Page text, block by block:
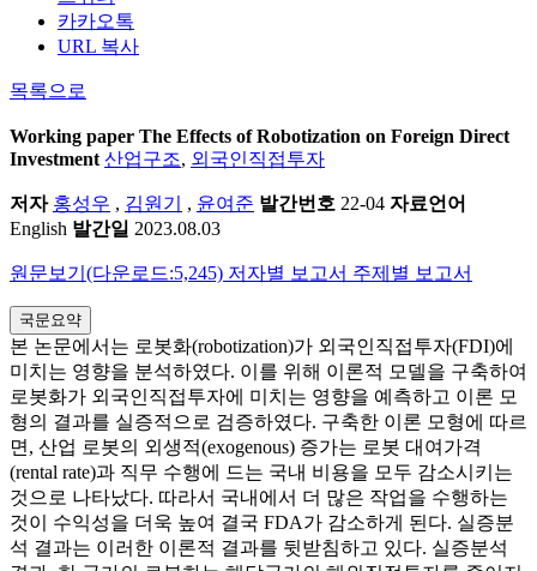
카카오톡
URL 복사
목록으로
Working paper The Effects of Robotization on Foreign Direct
Investment 산업구조, 외국인직접투자
저자 홍성우 , 김원기 , 윤여준 발간번호 22-04 자료언어
English 발간일 2023.08.03
원문보기(다운로드:5,245) 저자별 보고서 주제별 보고서
국문요약
본 논문에서는 로봇화(robotization)가 외국인직접투자(FDI)에
미치는 영향을 분석하였다. 이를 위해 이론적 모델을 구축하여
로봇화가 외국인직접투자에 미치는 영향을 예측하고 이론 모
형의 결과를 실증적으로 검증하였다. 구축한 이론 모형에 따르
면, 산업 로봇의 외생적(exogenous) 증가는 로봇 대여가격
(rental rate)과 직무 수행에 드는 국내 비용을 모두 감소시키는
것으로 나타났다. 따라서 국내에서 더 많은 작업을 수행하는
것이 수익성을 더욱 높여 결국 FDA가 감소하게 된다. 실증분
석 결과는 이러한 이론적 결과를 뒷받침하고 있다. 실증분석